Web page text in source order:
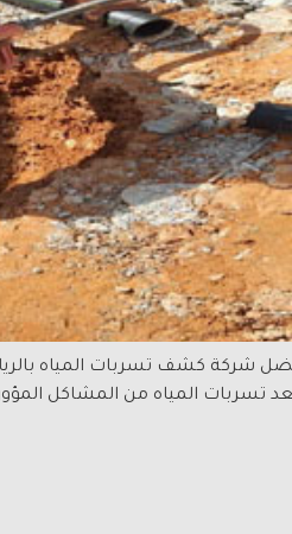
فحص التسربات معمار البيت 0534118887 افضل
المياه من المشاكل المؤورقة